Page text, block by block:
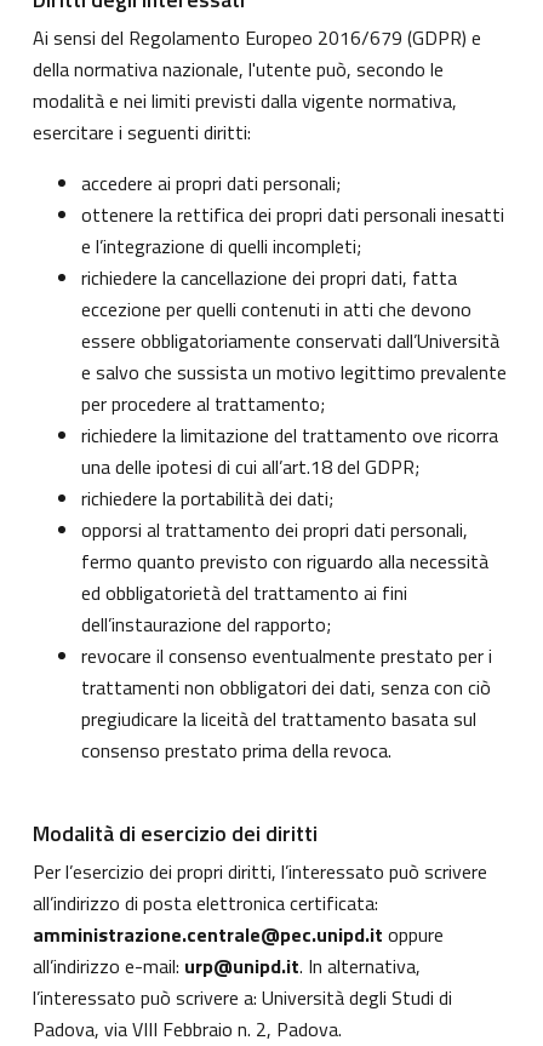
Ai sensi del Regolamento Europeo 2016/679 (GDPR) e
della normativa nazionale, l'utente può, secondo le
modalità e nei limiti previsti dalla vigente normativa,
esercitare i seguenti diritti:
accedere ai propri dati personali;
ottenere la rettifica dei propri dati personali inesatti
e l’integrazione di quelli incompleti;
richiedere la cancellazione dei propri dati, fatta
eccezione per quelli contenuti in atti che devono
essere obbligatoriamente conservati dall’Università
e salvo che sussista un motivo legittimo prevalente
per procedere al trattamento;
richiedere la limitazione del trattamento ove ricorra
una delle ipotesi di cui all’art.18 del GDPR;
richiedere la portabilità dei dati;
opporsi al trattamento dei propri dati personali,
fermo quanto previsto con riguardo alla necessità
ed obbligatorietà del trattamento ai fini
dell’instaurazione del rapporto;
revocare il consenso eventualmente prestato per i
trattamenti non obbligatori dei dati, senza con ciò
pregiudicare la liceità del trattamento basata sul
consenso prestato prima della revoca.
Modalità di esercizio dei diritti
Per l’esercizio dei propri diritti, l’interessato può scrivere
all’indirizzo di posta elettronica certificata:
amministrazione.centrale@pec.unipd.it oppure
all’indirizzo e-mail: urp@unipd.it. In alternativa,
l’interessato può scrivere a: Università degli Studi di
Padova, via VIII Febbraio n. 2, Padova.